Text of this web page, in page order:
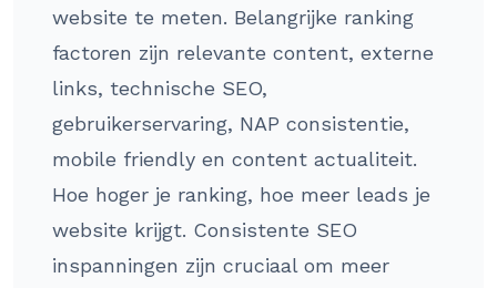
website te meten. Belangrijke ranking
factoren zijn relevante content, externe
links, technische SEO,
gebruikerservaring, NAP consistentie,
mobile friendly en content actualiteit.
Hoe hoger je ranking, hoe meer leads je
website krijgt. Consistente SEO
inspanningen zijn cruciaal om meer